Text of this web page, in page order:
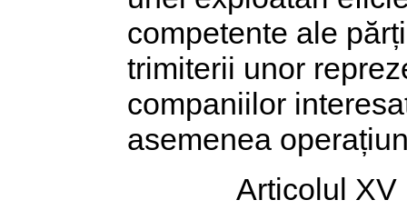
competente ale
trimiterii unor
companiilor
asemenea
Articolul XV